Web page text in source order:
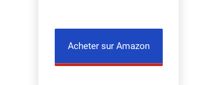
Acheter sur Amazon